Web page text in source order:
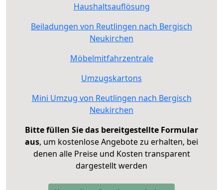
Haushaltsauflösung
Beiladungen von Reutlingen nach Bergisch
Neukirchen
Möbelmitfahrzentrale
Umzugskartons
Mini Umzug von Reutlingen nach Bergisch
Neukirchen
Bitte füllen Sie das bereitgestellte Formular
aus, um kostenlose Angebote zu erhalten, bei
denen alle Preise und Kosten transparent
dargestellt werden